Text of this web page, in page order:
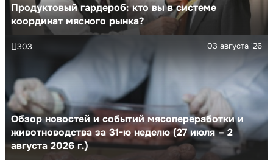
Продуктовый гардероб: кто вы в системе
координат мясного рынка?
Обзор новостей и событий мясопереработки и
животноводства за 31-ю неделю (27 июля – 2
августа 2026 г.)
03 августа '26
303